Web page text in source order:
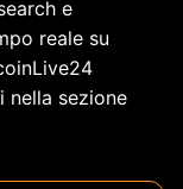
e
reale su
nella sezione